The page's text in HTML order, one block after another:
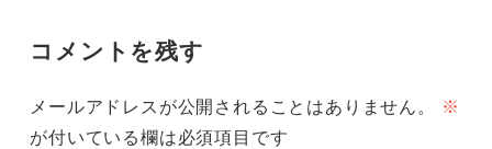
コメントを残す
メールアドレスが公開されることはありません。
※
が付いている欄は必須項目です